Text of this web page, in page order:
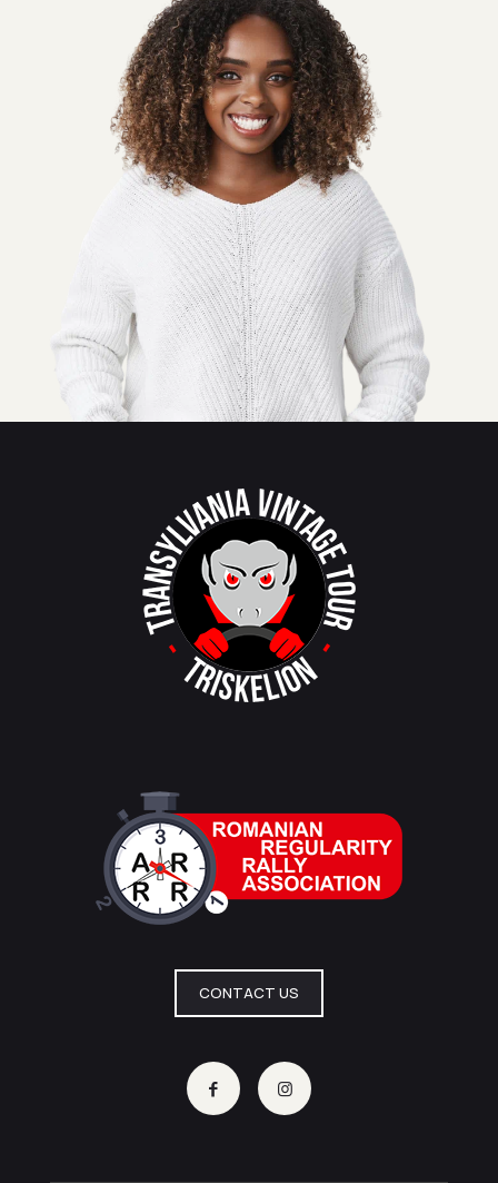
CONTACT US